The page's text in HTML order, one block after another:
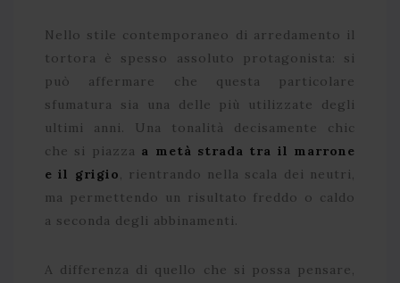
Nello stile contemporaneo di arredamento il
tortora è spesso assoluto protagonista: si
può affermare che questa particolare
sfumatura sia una delle più utilizzate degli
ultimi anni. Una tonalità decisamente chic
che si piazza a metà strada tra il marrone
e il grigio, rientrando nella scala dei neutri,
ma permettendo un risultato freddo o caldo
a seconda degli abbinamenti.
A differenza di quello che si possa pensare,